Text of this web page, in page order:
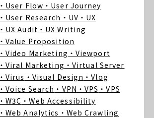
・User Flow ・User Journey
・User Research ・UV ・UX
・UX Audit ・UX Writing
・Value Proposition
・Video Marketing ・Viewport
・Viral Marketing ・Virtual Server
・Virus ・Visual Design ・Vlog
・Voice Search ・VPN ・VPS ・VPS
・W3C ・Web Accessibility
・Web Analytics ・Web Crawling